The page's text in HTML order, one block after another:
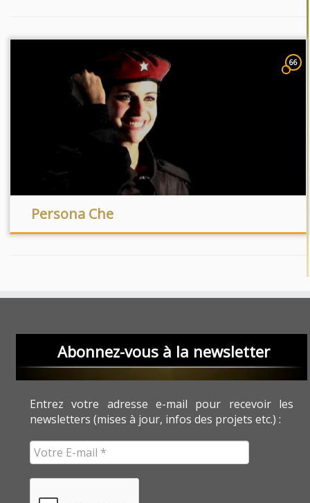
66
Persona Che
Abonnez-vous à la newsletter
Entrez votre adresse e-mail pour recevoir les
newsletters (mises à jour, infos des projets etc.) :